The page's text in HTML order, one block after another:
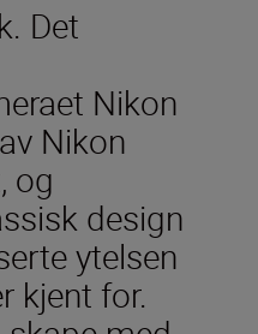
Det
Nikon
Nikon
og
design
ytelsen
kjent for.